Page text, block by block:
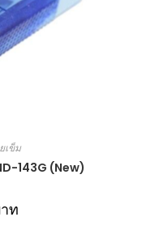
เข็ม
143G (New)
ท